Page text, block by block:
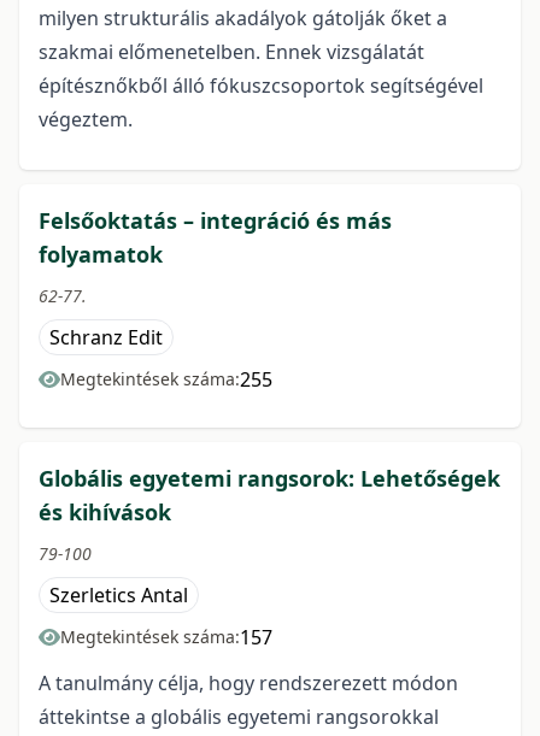
milyen strukturális akadályok gátolják őket a
szakmai előmenetelben. Ennek vizsgálatát
építésznőkből álló fókuszcsoportok segítségével
végeztem.
Felsőoktatás – integráció és más
folyamatok
62-77.
Schranz Edit
Megtekintések száma:255
Globális egyetemi rangsorok: Lehetőségek
és kihívások
79-100
Szerletics Antal
Megtekintések száma:157
A tanulmány célja, hogy rendszerezett módon
áttekintse a globális egyetemi rangsorokkal